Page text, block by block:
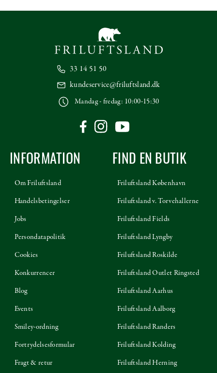
33 14 51 50
kundeservice@friluftsland.dk
Mandag - fredag: 10:00-15:30
INFORMATION
Om Friluftsland
Handelsbetingelser
Jobs
Persondatapolitik
Cookies
Konkurrencer
Blog
Events
Smiley-ordning
Fortrydelsesformular
Fragt & retur
FIND EN BUTIK
Friluftsland København
Friluftsland v. Torvehallerne
Friluftsland Fields
Friluftsland Lyngby
Friluftsland Roskilde
Friluftsland Outlet Ringsted
Friluftsland Aarhus
Friluftsland Aalborg
Friluftsland Randers
Friluftsland Kolding
Friluftsland Herning